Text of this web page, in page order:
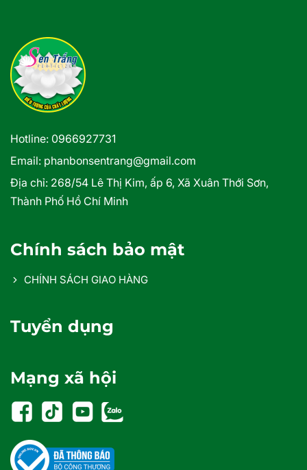
Hotline: 0966927731
Email: phanbonsentrang@gmail.com
Địa chỉ: 268/54 Lê Thị Kim, ấp 6, Xã Xuân Thới Sơn,
Thành Phố Hồ Chí Minh
Chính sách bảo mật
CHÍNH SÁCH GIAO HÀNG
Tuyển dụng
Mạng xã hội